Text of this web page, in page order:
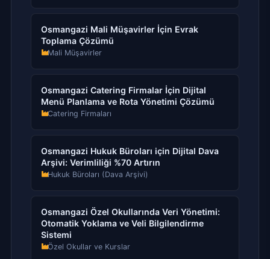
Osmangazi Mali Müşavirler İçin Evrak
Toplama Çözümü
Mali Müşavirler
Osmangazi Catering Firmalar İçin Dijital
Menü Planlama ve Rota Yönetimi Çözümü
Catering Firmaları
Osmangazi Hukuk Büroları için Dijital Dava
Arşivi: Verimliliği %70 Artırın
Hukuk Büroları (Dava Arşivi)
Osmangazi Özel Okullarında Veri Yönetimi:
Otomatik Yoklama ve Veli Bilgilendirme
Sistemi
Özel Okullar ve Kurslar